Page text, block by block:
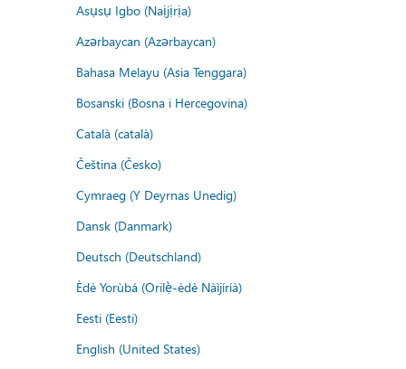
Asụsụ Igbo (Naịjịrịa)
Azərbaycan (Azərbaycan)
Bahasa Melayu (Asia Tenggara)
Bosanski (Bosna i Hercegovina)
Català (català)
Čeština (Česko)
Cymraeg (Y Deyrnas Unedig)
Dansk (Danmark)
Deutsch (Deutschland)
Èdè Yorùbá (Orilẹ̀-èdè Nàìjíríà)
Eesti (Eesti)
English (United States)